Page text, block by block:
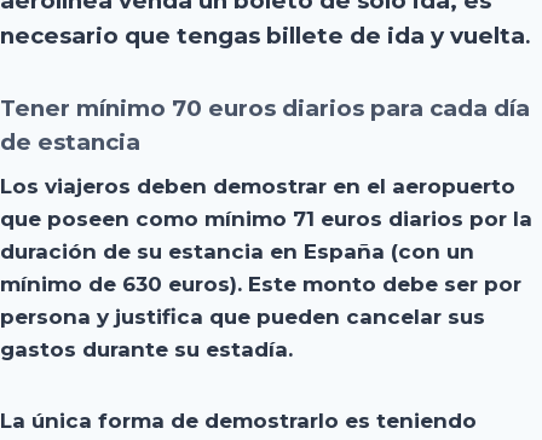
necesario que tengas billete de ida y vuelta.
Tener mínimo 70 euros diarios para cada día
de estancia
Los viajeros deben demostrar en el aeropuerto
que poseen como mínimo 71 euros diarios por la
duración de su estancia en España (con un
mínimo de 630 euros). Este monto debe ser por
persona y justifica que pueden cancelar sus
gastos durante su estadía.
La única forma de demostrarlo es teniendo